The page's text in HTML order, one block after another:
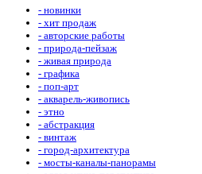
- новинки
- хит продаж
- авторские работы
- природа-пейзаж
- живая природа
- графика
- поп-арт
- акварель-живопись
- этно
- абстракция
- винтаж
- город-архитектура
- мосты-каналы-панорамы